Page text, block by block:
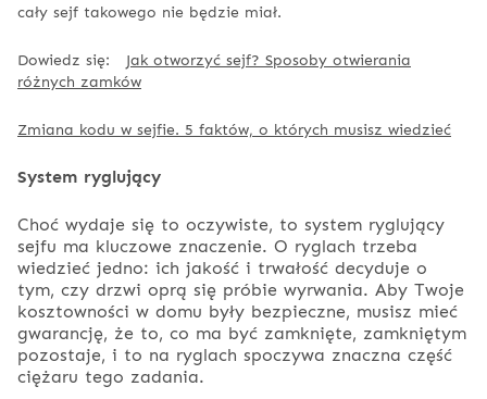
cały sejf takowego nie będzie miał.
Dowiedz się: Jak otworzyć sejf? Sposoby otwierania
różnych zamków
Zmiana kodu w sejfie. 5 faktów, o których musisz wiedzieć
System ryglujący
Choć wydaje się to oczywiste, to system ryglujący
sejfu ma kluczowe znaczenie. O ryglach trzeba
wiedzieć jedno: ich jakość i trwałość decyduje o
tym, czy drzwi oprą się próbie wyrwania. Aby Twoje
kosztowności w domu były bezpieczne, musisz mieć
gwarancję, że to, co ma być zamknięte, zamkniętym
pozostaje, i to na ryglach spoczywa znaczna część
ciężaru tego zadania.